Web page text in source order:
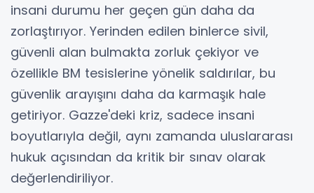
insani durumu her geçen gün daha da
zorlaştırıyor. Yerinden edilen binlerce sivil,
güvenli alan bulmakta zorluk çekiyor ve
özellikle BM tesislerine yönelik saldırılar, bu
güvenlik arayışını daha da karmaşık hale
getiriyor. Gazze'deki kriz, sadece insani
boyutlarıyla değil, aynı zamanda uluslararası
hukuk açısından da kritik bir sınav olarak
değerlendiriliyor.